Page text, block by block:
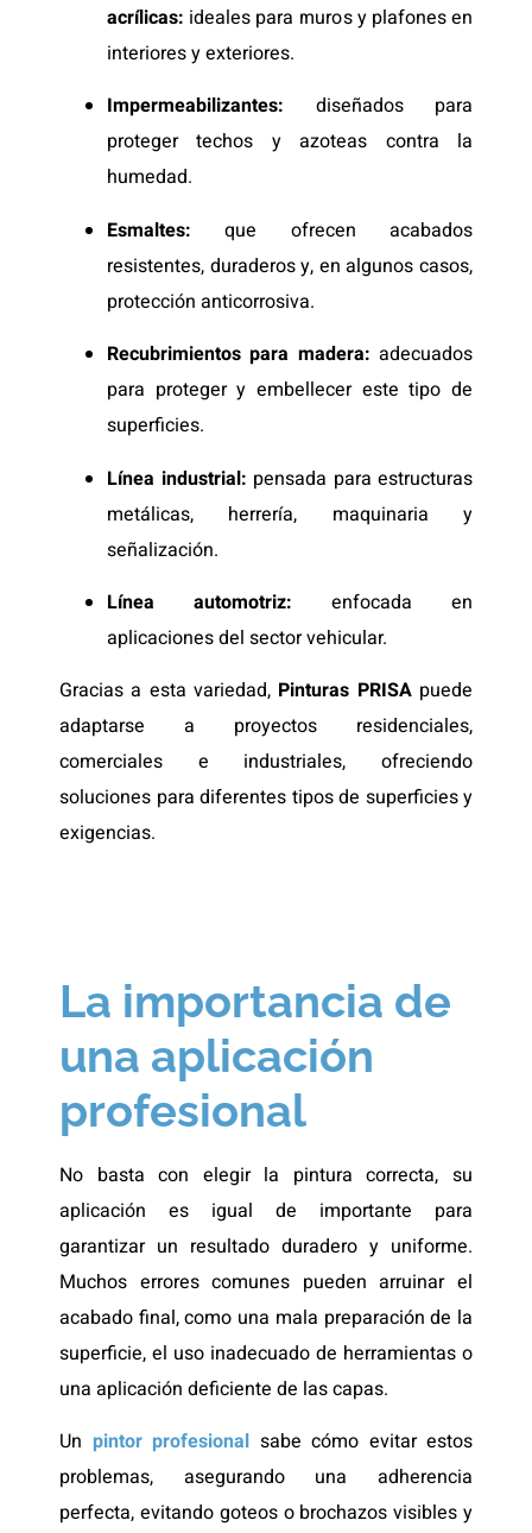
acrílicas: ideales para muros y plafones en
interiores y exteriores.
Impermeabilizantes: diseñados para
proteger techos y azoteas contra la
humedad.
Esmaltes: que ofrecen acabados
resistentes, duraderos y, en algunos casos,
protección anticorrosiva.
Recubrimientos para madera: adecuados
para proteger y embellecer este tipo de
superficies.
Línea industrial: pensada para estructuras
metálicas, herrería, maquinaria y
señalización.
Línea automotriz: enfocada en
aplicaciones del sector vehicular.
Gracias a esta variedad, Pinturas PRISApuede
adaptarse a proyectos residenciales,
comerciales e industriales, ofreciendo
soluciones para diferentes tipos de superficies y
exigencias.
La importancia de
una aplicación
profesional
No basta con elegir la pintura correcta, su
aplicación es igual de importante para
garantizar un resultado duradero y uniforme.
Muchos errores comunes pueden arruinar el
acabado final, como una mala preparación de la
superficie, el uso inadecuado de herramientas o
una aplicación deficiente de las capas.
Un pintor profesional sabe cómo evitar estos
problemas, asegurando una adherencia
perfecta, evitando goteos o brochazos visibles y